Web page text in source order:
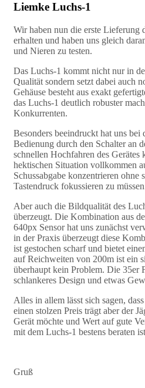
Liemke Luchs-1
Wir haben nun die erste Lieferung
erhalten und haben uns gleich
und Nieren zu testen.
Das Luchs-1 kommt nicht nur in
Qualität sondern setzt dabei auch
Gehäuse besteht aus exakt
das Luchs-1 deutlich robuster
Konkurrenten.
Besonders beeindruckt hat uns
Bedienung durch den Schalter an
schnellen Hochfahren des Gerätes
hektischen Situation vollkommen
Schussabgabe konzentrieren ohne
Tastendruck fokussieren zu
Aber auch die Bildqualität des
überzeugt. Die Kombination aus
640px Sensor hat uns zunächst
in der Praxis überzeugt diese
ist gestochen scharf und bietet
auf Reichweiten von 200m ist ein
überhaupt kein Problem. Die 35er
schlankeres Design und etwas
Alles in allem lässt sich sagen,
einen stolzen Preis trägt aber der
Gerät möchte und Wert auf gute
mit dem Luchs-1 bestens beraten
Gruß